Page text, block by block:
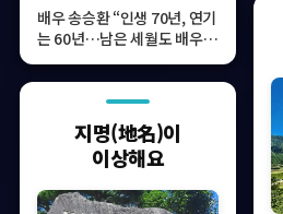
배우 송승환 “인생 70년, 연기
는 60년…남은 세월도 배우로
지명(地名)이
이상해요